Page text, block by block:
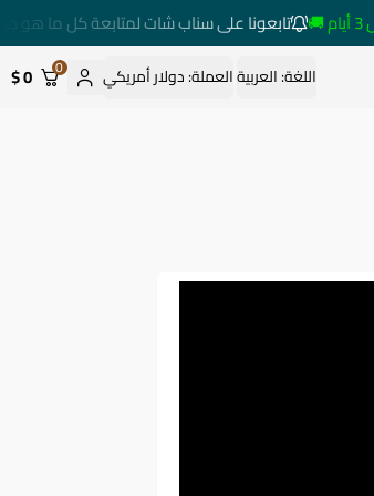
تابعونا على سناب شات لمتابعة كل ما هو جديد
اللغة:العربيةالعملة:دولار أمريكي 0
0 $